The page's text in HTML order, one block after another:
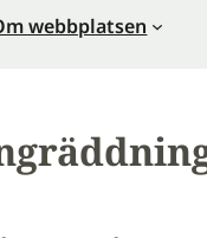
webbplatsen